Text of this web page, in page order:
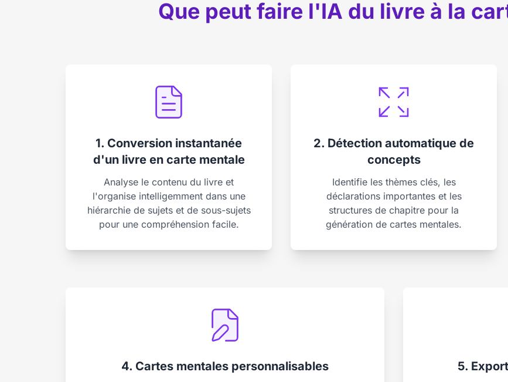
Que peut faire l'IA du livre à la
1. Conversion instantanée
d'un livre en carte mentale
Analyse le contenu du livre et
l'organise intelligemment dans une
hiérarchie de sujets et de sous-sujets
pour une compréhension facile.
2. Détection automatique de
concepts
Identifie les thèmes clés, les
déclarations importantes et les
structures de chapitre pour la
génération de cartes mentales.
4. Cartes mentales personnalisables 5.